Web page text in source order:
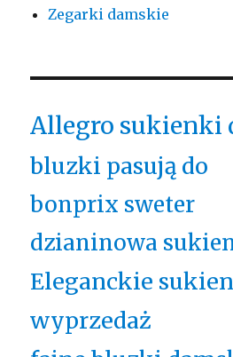
Zegarki damskie
Allegro sukienki
bluzki pasują do
bonprix sweter
dzianinowa
Eleganckie
wyprzedaż